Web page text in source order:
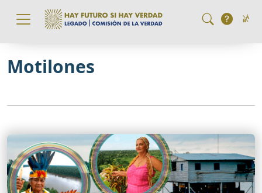
Pasar al contenido principal
Motilones